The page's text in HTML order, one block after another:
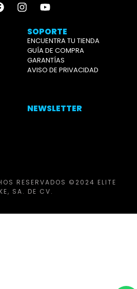
SOPORTE
ENCUENTRA TU TIENDA
GUÍA DE COMPRA
GARANTÍAS
AVISO DE PRIVACIDAD
NEWSLETTER
RESERVADOS ©2024 ELITE
SA. DE CV.